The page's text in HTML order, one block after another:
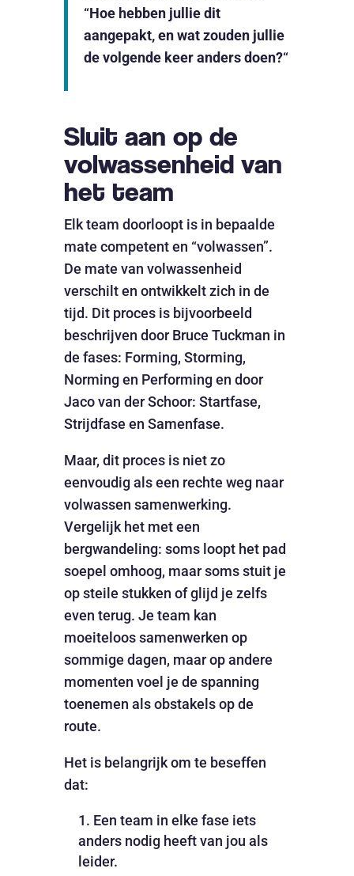
“Hoe hebben jullie dit
aangepakt, en wat zouden jullie
de volgende keer anders doen?“
Sluit aan op de
volwassenheid van
het team
Elk team doorloopt is in bepaalde
mate competent en “volwassen”.
De mate van volwassenheid
verschilt en ontwikkelt zich in de
tijd. Dit proces is bijvoorbeeld
beschrijven door Bruce Tuckman in
de fases: Forming, Storming,
Norming en Performing en door
Jaco van der Schoor: Startfase,
Strijdfase en Samenfase.
Maar, dit proces is niet zo
eenvoudig als een rechte weg naar
volwassen samenwerking.
Vergelijk het met een
bergwandeling: soms loopt het pad
soepel omhoog, maar soms stuit je
op steile stukken of glijd je zelfs
even terug. Je team kan
moeiteloos samenwerken op
sommige dagen, maar op andere
momenten voel je de spanning
toenemen als obstakels op de
route.
Het is belangrijk om te beseffen
dat:
Een team in elke fase iets
anders nodig heeft van jou als
leider.